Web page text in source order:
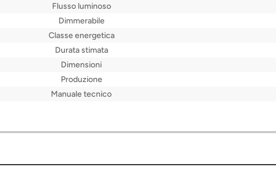
Flusso luminoso
Dimmerabile
Classe energetica
Durata stimata
Dimensioni
Produzione
Manuale tecnico